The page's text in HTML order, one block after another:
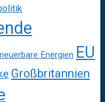
Energien EU
Großbritannien